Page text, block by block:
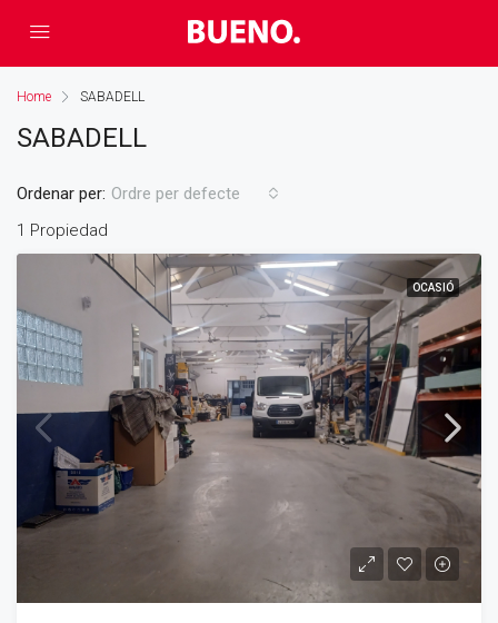
Home SABADELL
SABADELL
1 Propiedad
Ordenar per: Ordre per defecte
OCASIÓ